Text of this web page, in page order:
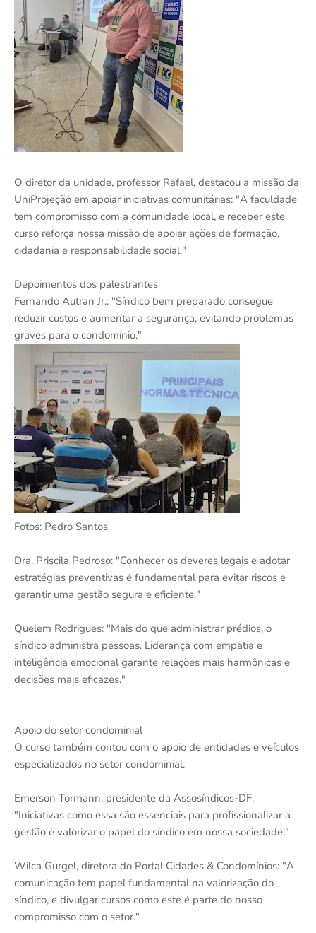
O diretor da unidade, professor Rafael, destacou a missão da
UniProjeção em apoiar iniciativas comunitárias: "A faculdade
tem compromisso com a comunidade local, e receber este
curso reforça nossa missão de apoiar ações de formação,
cidadania e responsabilidade social."
Depoimentos dos palestrantes
Fernando Autran Jr.: "Síndico bem preparado consegue
reduzir custos e aumentar a segurança, evitando problemas
graves para o condomínio."
Fotos: Pedro Santos
Dra. Priscila Pedroso: "Conhecer os deveres legais e adotar
estratégias preventivas é fundamental para evitar riscos e
garantir uma gestão segura e eficiente."
Quelem Rodrigues: "Mais do que administrar prédios, o
síndico administra pessoas. Liderança com empatia e
inteligência emocional garante relações mais harmônicas e
decisões mais eficazes."
Apoio do setor condominial
O curso também contou com o apoio de entidades e veículos
especializados no setor condominial.
Emerson Tormann, presidente da Assosíndicos-DF:
"Iniciativas como essa são essenciais para profissionalizar a
gestão e valorizar o papel do síndico em nossa sociedade."
Wilca Gurgel, diretora do Portal Cidades & Condomínios: "A
comunicação tem papel fundamental na valorização do
síndico, e divulgar cursos como este é parte do nosso
compromisso com o setor."